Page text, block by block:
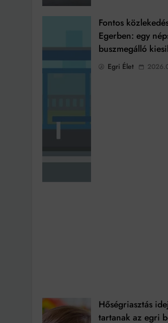
Fontos
Egerben: egy
buszmegálló
Egri Élet
Hőségriasztás
tartanak az egri